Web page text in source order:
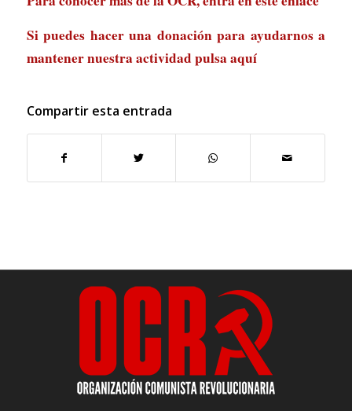
Si puedes hacer una donación para ayudarnos a
mantener nuestra actividad pulsa aquí
Compartir esta entrada